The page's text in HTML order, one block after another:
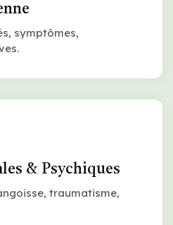
symptômes,
& Psychiques
traumatisme,